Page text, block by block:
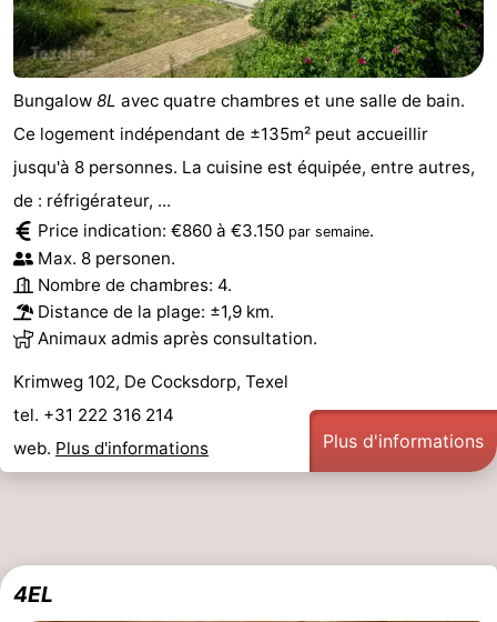
Bungalow 8L avec quatre chambres et une salle de bain.
Ce logement indépendant de ±135m² peut accueillir
jusqu'à 8 personnes. La cuisine est équipée, entre autres,
de : réfrigérateur, ...
Price indication: €860 à €3.150 par semaine.
Max. 8 personen.
Nombre de chambres: 4.
Distance de la plage: ±1,9 km.
Animaux admis après consultation.
Krimweg 102, De Cocksdorp, Texel
tel. +31 222 316 214
web. Plus d'informations Plus d'informations
4EL